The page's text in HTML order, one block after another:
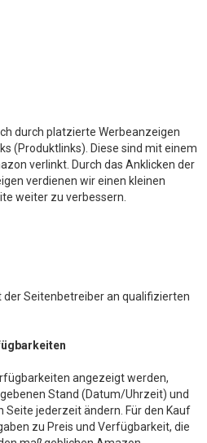
durch platzierte Werbeanzeigen
(Produktlinks). Diese sind mit einem
verlinkt. Durch das Anklicken der
verdienen wir einen kleinen
weiter zu verbessern.
Seitenbetreiber an qualifizierten
angezeigt werden,
Stand (Datum/Uhrzeit) und
Seite jederzeit ändern. Für den Kauf
zu Preis und Verfügbarkeit, die